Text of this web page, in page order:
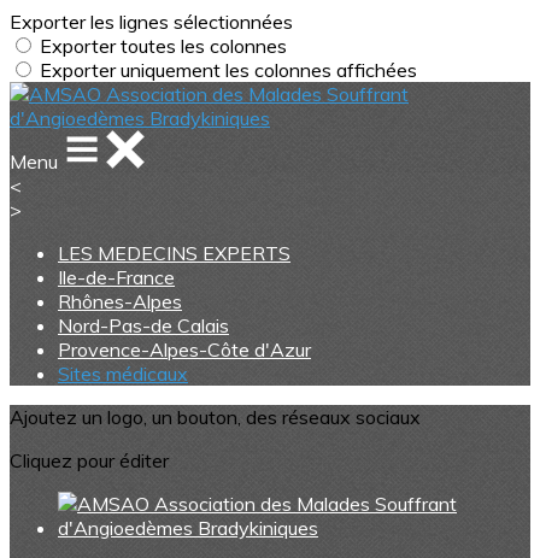
Exporter les lignes sélectionnées
Exporter toutes les colonnes
Exporter uniquement les colonnes affichées
Menu
<
>
LES MEDECINS EXPERTS
Ile-de-France
Rhônes-Alpes
Nord-Pas-de Calais
Provence-Alpes-Côte d'Azur
Sites médicaux
Ajoutez un logo, un bouton, des réseaux sociaux
Cliquez pour éditer